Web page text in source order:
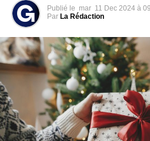
Publié le mar 11 Dec 2024 à
Par La Rédaction